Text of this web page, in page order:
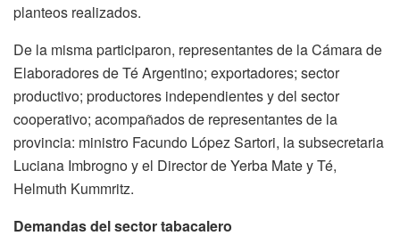
planteos realizados.
De la misma participaron, representantes de la Cámara de
Elaboradores de Té Argentino; exportadores; sector
productivo; productores independientes y del sector
cooperativo; acompañados de representantes de la
provincia: ministro Facundo López Sartori, la subsecretaria
Luciana Imbrogno y el Director de Yerba Mate y Té,
Helmuth Kummritz.
Demandas del sector tabacalero